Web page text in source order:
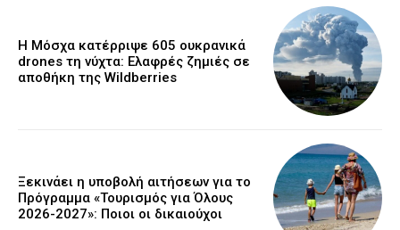
Η Μόσχα κατέρριψε 605 ουκρανικά
drones τη νύχτα: Ελαφρές ζημιές σε
αποθήκη της Wildberries
Ξεκινάει η υποβολή αιτήσεων για το
Πρόγραμμα «Τουρισμός για Όλους
2026-2027»: Ποιοι οι δικαιούχοι